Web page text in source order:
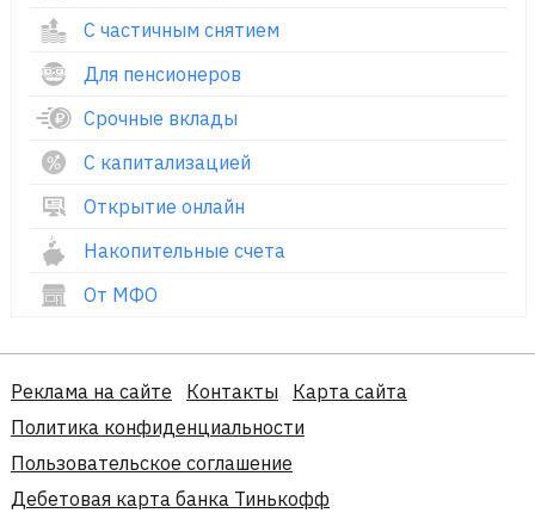
С частичным снятием
Для пенсионеров
Срочные вклады
С капитализацией
Открытие онлайн
Накопительные счета
От МФО
Реклама на сайте Контакты
Карта сайта
Политика конфиденциальности
Пользовательское соглашение
Дебетовая карта банка Тинькофф